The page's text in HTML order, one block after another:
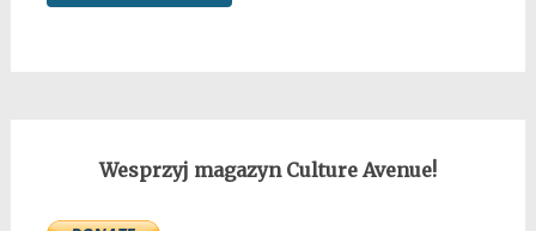
Wesprzyj magazyn Culture Avenue!